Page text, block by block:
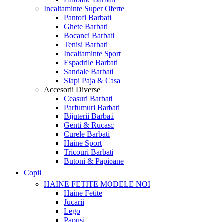
Incaltaminte Super Oferte
Pantofi Barbati
Ghete Barbati
Bocanci Barbati
Tenisi Barbati
Incaltaminte Sport
Espadrile Barbati
Sandale Barbati
Slapi Paja & Casa
Accesorii Diverse
Ceasuri Barbati
Parfumuri Barbati
Bijuterii Barbati
Genti & Rucasc
Curele Barbati
Haine Sport
Tricouri Barbati
Butoni & Papioane
Copii
HAINE FETITE MODELE NOI
Haine Fetite
Jucarii
Lego
Papusi